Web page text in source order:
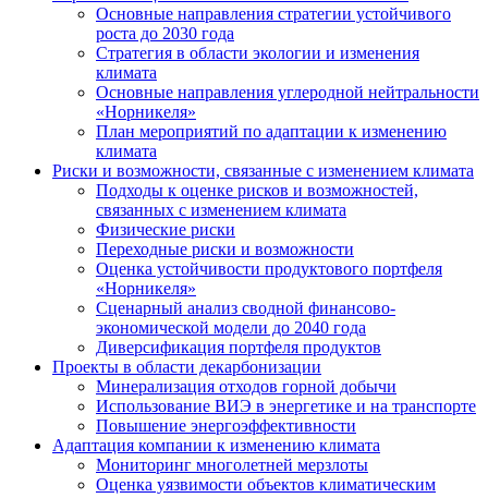
Основные направления стратегии устойчивого
роста до 2030 года
Стратегия в области экологии и изменения
климата
Основные направления углеродной нейтральности
«Норникеля»
План мероприятий по адаптации к изменению
климата
Риски и возможности, связанные с изменением климата
Подходы к оценке рисков и возможностей,
связанных с изменением климата
Физические риски
Переходные риски и возможности
Оценка устойчивости продуктового портфеля
«Норникеля»
Сценарный анализ сводной финансово-
экономической модели до 2040 года
Диверсификация портфеля продуктов
Проекты в области декарбонизации
Минерализация отходов горной добычи
Использование ВИЭ в энергетике и на транспорте
Повышение энергоэффективности
Адаптация компании к изменению климата
Мониторинг многолетней мерзлоты
Оценка уязвимости объектов климатическим